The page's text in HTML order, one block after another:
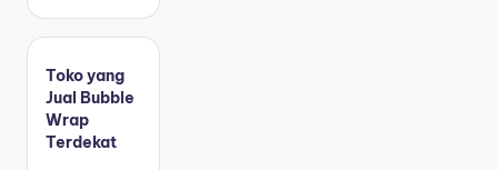
Toko yang
Jual Bubble
Wrap
Terdekat